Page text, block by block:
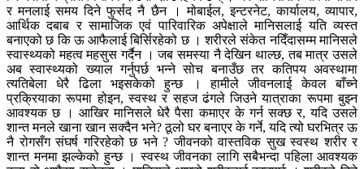
र मनलाई समय दिने फुर्सद नै छैन । मोबाईल, इन्टरनेट, कार्यालय, व्यापार,
आर्थिक दबाब र सामाजिक एवं पारिवारिक अपेक्षाले मानिसलाई यति व्यस्त
बनाएको छ कि ऊ आफैलाई बिर्सिरहेको छ । शरीरले संकेत नदिँदासम्म मानिसले
स्वास्थ्यको महत्व महसुस गर्दैन । जब समस्या नै देखिन थाल्छ, तब मात्र उसले
अब स्वास्थ्यको ख्याल गर्नुपर्छ भन्ने सोच बनाउँछ तर कतिपय अवस्थामा
त्यतिबेला धेरै ढिला भइसकेको हुन्छ । हामीले जीवनलाई केवल बाँच्ने
प्रक्रियाका रूपमा होइन, स्वस्थ र सहज ढंगले जिउने यात्राका रूपमा बुझ्न
आवश्यक छ । आखिर मानिसले धेरै पैसा कमाएर के गर्न सक्छ र, यदि उसले
शान्त मनले खाना खान सक्दैन भने? ठूलो घर बनाएर के गर्ने, यदि त्यो घरभित्र ऊ
नै रोगसँग संघर्ष गरिरहेको छ भने ? जीवनको वास्तविक सुख स्वस्थ शरीर र
शान्त मनमा झल्केको हुन्छ । स्वस्थ जीवनका लागि सबैभन्दा पहिला आवश्यक